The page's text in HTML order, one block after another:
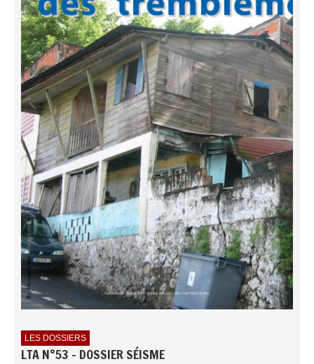
LES DOSSIERS
LTA N°53 - DOSSIER SÉISME